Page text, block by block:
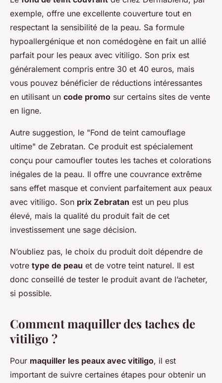
exemple, offre une excellente couverture tout en
respectant la sensibilité de la peau. Sa formule
hypoallergénique et non comédogène en fait un allié
parfait pour les peaux avec vitiligo. Son prix est
généralement compris entre 30 et 40 euros, mais
vous pouvez bénéficier de réductions intéressantes
en utilisant un code promo sur certains sites de vente
en ligne.
Autre suggestion, le "Fond de teint camouflage
ultime" de Zebratan. Ce produit est spécialement
conçu pour camoufler toutes les taches et colorations
inégales de la peau. Il offre une couvrance extrême
sans effet masque et convient parfaitement aux peaux
avec vitiligo. Son prix Zebratan est un peu plus
élevé, mais la qualité du produit fait de cet
investissement une sage décision.
N’oubliez pas, le choix du produit doit dépendre de
votre type de peau et de votre teint naturel. Il est
donc conseillé de tester le produit avant de l’acheter,
si possible.
Comment maquiller des taches de
vitiligo ?
Pour maquiller les peaux avec vitiligo, il est
important de suivre certaines étapes pour obtenir un